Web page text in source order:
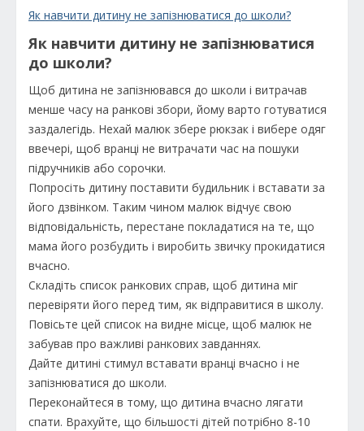
Як навчити дитину не запізнюватися до школи?
Як навчити дитину не запізнюватися
до школи?
Щоб дитина не запізнювався до школи і витрачав
менше часу на ранкові збори, йому варто готуватися
заздалегідь. Нехай малюк збере рюкзак і вибере одяг
ввечері, щоб вранці не витрачати час на пошуки
підручників або сорочки.
Попросіть дитину поставити будильник і вставати за
його дзвінком. Таким чином малюк відчує свою
відповідальність, перестане покладатися на те, що
мама його розбудить і виробить звичку прокидатися
вчасно.
Складіть список ранкових справ, щоб дитина міг
перевіряти його перед тим, як відправитися в школу.
Повісьте цей список на видне місце, щоб малюк не
забував про важливі ранкових завданнях.
Дайте дитині стимул вставати вранці вчасно і не
запізнюватися до школи.
Переконайтеся в тому, що дитина вчасно лягати
спати. Врахуйте, що більшості дітей потрібно 8-10